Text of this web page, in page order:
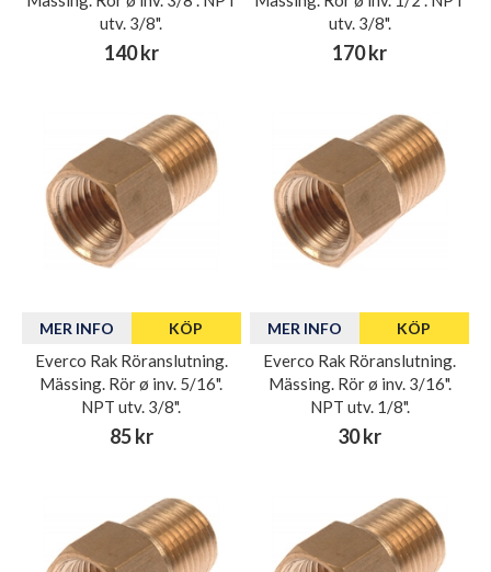
utv. 3/8".
140 kr
utv. 3/8".
170 kr
MER INFO KÖP
Everco Rak Röranslutning.
Mässing. Rör ø inv. 5/16".
NPT utv. 3/8".
85 kr
MER INFO KÖP
Everco Rak Röranslutning.
Mässing. Rör ø inv. 3/16".
NPT utv. 1/8".
30 kr